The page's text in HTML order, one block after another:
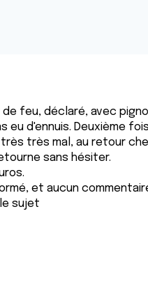
de feu, déclaré, avec
eu d'ennuis. Deuxième
très mal, au retour
sans hésiter.
et aucun
sujet